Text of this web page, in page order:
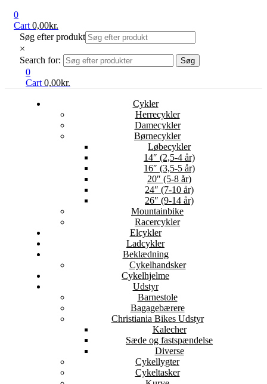
0
Cart 0,00kr.
Søg efter produkt
×
Search for:
Søg
0
Cart 0,00kr.
Cykler
Herrecykler
Damecykler
Børnecykler
Løbecykler
14″ (2,5-4 år)
16″ (3,5-5 år)
20″ (5-8 år)
24″ (7-10 år)
26″ (9-14 år)
Mountainbike
Racercykler
Elcykler
Ladcykler
Beklædning
Cykelhandsker
Cykelhjelme
Udstyr
Barnestole
Bagagebærere
Christiania Bikes Udstyr
Kalecher
Sæde og fastspændelse
Diverse
Cykellygter
Cykeltasker